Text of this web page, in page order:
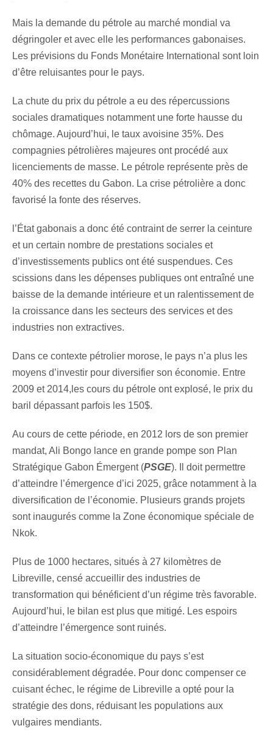
Mais la demande du pétrole au marché mondial va
dégringoler et avec elle les performances gabonaises.
Les prévisions du Fonds Monétaire International sont loin
d’être reluisantes pour le pays.
La chute du prix du pétrole a eu des répercussions
sociales dramatiques notamment une forte hausse du
chômage. Aujourd’hui, le taux avoisine 35%. Des
compagnies pétrolières majeures ont procédé aux
licenciements de masse. Le pétrole représente près de
40% des recettes du Gabon. La crise pétrolière a donc
favorisé la fonte des réserves.
l’État gabonais a donc été contraint de serrer la ceinture
et un certain nombre de prestations sociales et
d’investissements publics ont été suspendues. Ces
scissions dans les dépenses publiques ont entraîné une
baisse de la demande intérieure et un ralentissement de
la croissance dans les secteurs des services et des
industries non extractives.
Dans ce contexte pétrolier morose, le pays n’a plus les
moyens d’investir pour diversifier son économie. Entre
2009 et 2014,les cours du pétrole ont explosé, le prix du
baril dépassant parfois les 150$.
Au cours de cette période, en 2012 lors de son premier
mandat, Ali Bongo lance en grande pompe son Plan
Stratégique Gabon Émergent (PSGE). Il doit permettre
d’atteindre l’émergence d’ici 2025, grâce notamment à la
diversification de l’économie. Plusieurs grands projets
sont inaugurés comme la Zone économique spéciale de
Nkok.
Plus de 1000 hectares, situés à 27 kilomètres de
Libreville, censé accueillir des industries de
transformation qui bénéficient d’un régime très favorable.
Aujourd’hui, le bilan est plus que mitigé. Les espoirs
d’atteindre l’émergence sont ruinés.
La situation socio-économique du pays s’est
considérablement dégradée. Pour donc compenser ce
cuisant échec, le régime de Libreville a opté pour la
stratégie des dons, réduisant les populations aux
vulgaires mendiants.